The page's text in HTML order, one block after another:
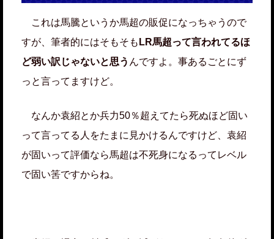
これは馬騰というか馬超の販促になっちゃうので
すが、筆者的にはそもそも LR馬超って言われてるほ
ど弱い訳じゃないと思う んですよ。事あるごとにず
っと言ってますけど。
なんか袁紹とか兵力50％超えてたら死ぬほど固い
って言ってる人をたまに見かけるんですけど、袁紹
が固いって評価なら馬超は不死身になるってレベル
で固い筈ですからね。